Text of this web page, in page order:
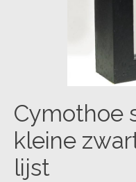
Cymothoe
kleine
lijst